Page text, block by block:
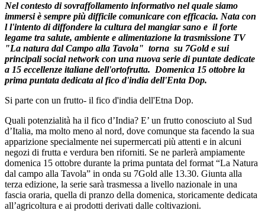
Nel contesto di sovraffollamento informativo nel quale siamo
immersi è sempre più difficile comunicare con efficacia. Nata con
l l'intento di diffondere la cultura del mangiar sano e il forte
legame tra salute, ambiente e alimentazione la trasmissione TV
"La natura dal Campo alla Tavola" torna su 7Gold e sui
principali social network con una nuova serie di puntate dedicate
a 15 eccellenze italiane dell'ortofrutta. Domenica 15 ottobre la
prima puntata dedicata al fico d'india dell'Enta Dop.
Si parte con un frutto- il fico d'india dell'Etna Dop.
Quali potenzialità ha il fico d’India? E’ un frutto conosciuto al Sud
d’Italia, ma molto meno al nord, dove comunque sta facendo la sua
apparizione specialmente nei supermercati più attenti e in alcuni
negozi di frutta e verdura ben riforniti. Se ne parlerà ampiamente
domenica 15 ottobre durante la prima puntata del format “La Natura
dal campo alla Tavola” in onda su 7Gold alle 13.30. Giunta alla
terza edizione, la serie sarà trasmessa a livello nazionale in una
fascia oraria, quella di pranzo della domenica, storicamente dedicata
all’agricoltura e ai prodotti derivati dalle coltivazioni.